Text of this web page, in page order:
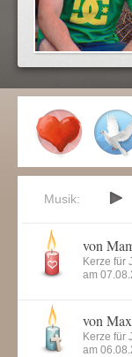
Musik:
von
Kerze für
am
von
Kerze für
am